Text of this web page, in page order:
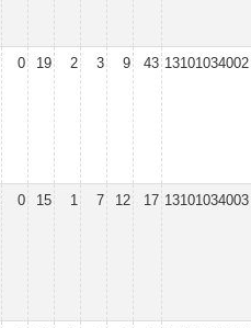
0 19 2 3 9 43 13101034002
0 15 1 7 12 17 13101034003